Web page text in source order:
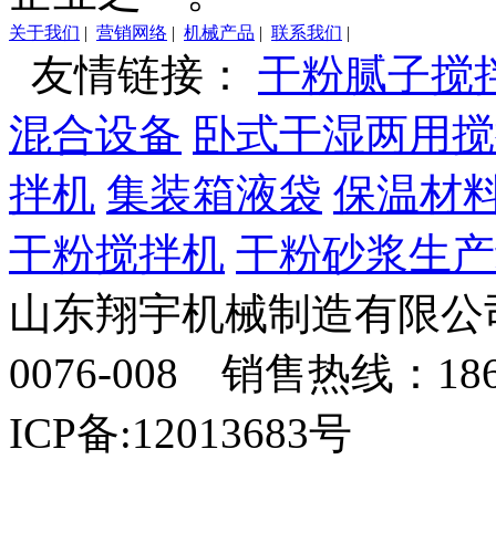
关于我们 | 营销网络 | 机械产品 | 联系我们 |
友情链接： 干粉腻子搅
混合设备 卧式干湿两用
拌机 集装箱液袋 保温材
干粉搅拌机 干粉砂浆生
山东翔宇机械制造有限
0076-008 销售热线：
ICP备:12013683号